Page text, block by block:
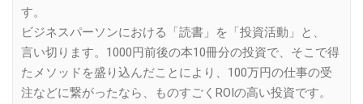
す。
ビジネスパーソンにおける「読書」を「投資活動」と、
言い切ります。1000円前後の本10冊分の投資で、そこで得
たメソッドを盛り込んだことにより、100万円の仕事の受
注などに繋がったなら、ものすごくROIの高い投資です。